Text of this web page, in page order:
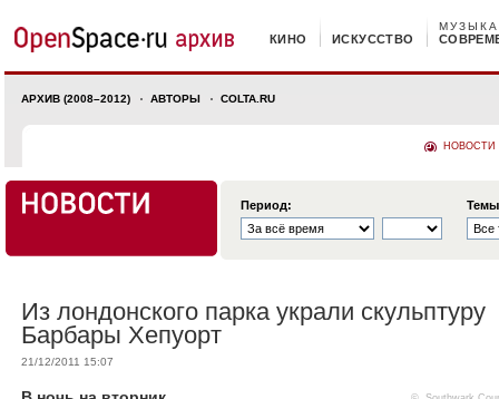
КИНО ИСКУССТВО
МУЗЫКА
АРХИВ (2008–2012) АВТОРЫ COLTA.RU
НОВОСТИ
Период:
Из лондонского парка украли скульптуру
Барбары Хепуорт
21/12/2011 15:07